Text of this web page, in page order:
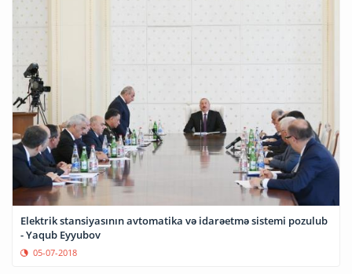
Elektrik stansiyasının avtomatika və idarəetmə sistemi pozulub
- Yaqub Eyyubov
05-07-2018